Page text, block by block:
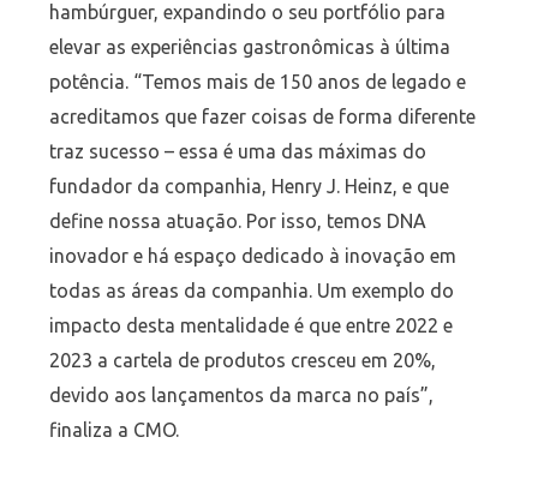
hambúrguer, expandindo o seu portfólio para
elevar as experiências gastronômicas à última
potência. “Temos mais de 150 anos de legado e
acreditamos que fazer coisas de forma diferente
traz sucesso – essa é uma das máximas do
fundador da companhia, Henry J. Heinz, e que
define nossa atuação. Por isso, temos DNA
inovador e há espaço dedicado à inovação em
todas as áreas da companhia. Um exemplo do
impacto desta mentalidade é que entre 2022 e
2023 a cartela de produtos cresceu em 20%,
devido aos lançamentos da marca no país”,
finaliza a CMO.